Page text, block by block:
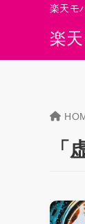
楽
楽天モ
「